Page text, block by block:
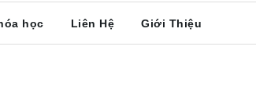
học Liên Hệ Giới Thiệu